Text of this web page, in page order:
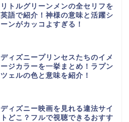
リトルグリーンメンの全セリフを
英語で紹介！神様の意味と活躍シ
ーンがカッコよすぎる！
ディズニープリンセスたちのイメ
ージカラーを一挙まとめ！ラプン
ツェルの色と意味を紹介！
ディズニー映画を見れる違法サイ
トどこ？フルで視聴できるおすす